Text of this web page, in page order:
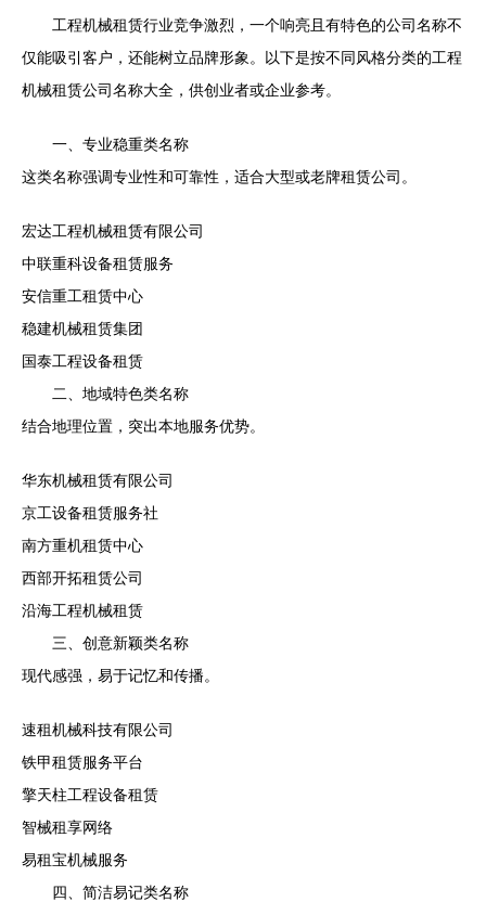
工程机械租赁行业竞争激烈，一个响亮且有特色的公司名称不
仅能吸引客户，还能树立品牌形象。以下是按不同风格分类的工程
机械租赁公司名称大全，供创业者或企业参考。
一、专业稳重类名称
这类名称强调专业性和可靠性，适合大型或老牌租赁公司。
宏达工程机械租赁有限公司
中联重科设备租赁服务
安信重工租赁中心
稳建机械租赁集团
国泰工程设备租赁
二、地域特色类名称
结合地理位置，突出本地服务优势。
华东机械租赁有限公司
京工设备租赁服务社
南方重机租赁中心
西部开拓租赁公司
沿海工程机械租赁
三、创意新颖类名称
现代感强，易于记忆和传播。
速租机械科技有限公司
铁甲租赁服务平台
擎天柱工程设备租赁
智械租享网络
易租宝机械服务
四、简洁易记类名称